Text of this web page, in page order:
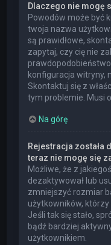
Dlaczego nie mogę
Powodów może być
twoja nazwa
są prawidłowe,
zapytaj, czy cię nie
konfiguracja witryny,
Skontaktuj się z
tym problemie. Musi
Na górę
Rejestracja została
teraz nie mogę się
Możliwe, że z
dezaktywował lub
zmniejszyć rozmiar
użytkowników, którzy
Jeśli tak się stało,
bądź bardziej
użytkownikiem.